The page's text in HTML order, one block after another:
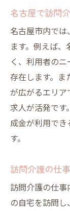
名古屋で訪問
名古屋市内で
ます。例えば
く、利用者の
存在します。
が広がるエリア
求人が活発で
成金が利用で
す。
訪問介護の仕
訪問介護の仕
の自宅を訪問